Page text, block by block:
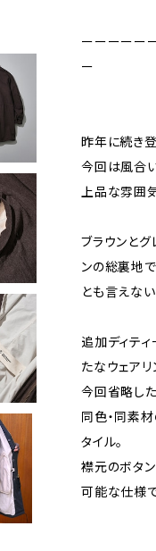
ーーーーー
ー
昨年に続き
今回は風合い
上品な雰囲
ブラウンと
ンの総裏地
とも言えな
追加ディテ
たなウェアリ
今回省略し
同色・同素
タイル。
襟元のボタ
可能な仕様で